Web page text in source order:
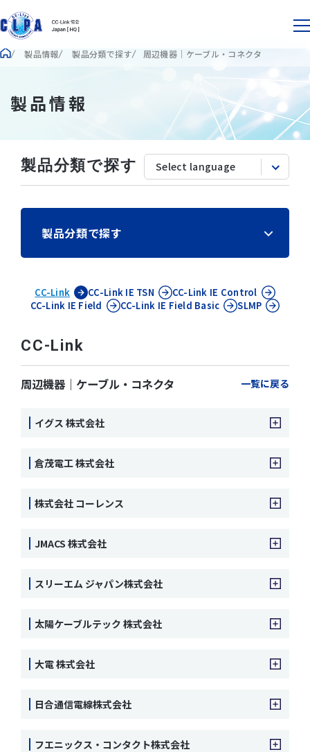
製品情報 製品分類で探す 周辺機器｜ケーブル・コネクタ
製品情報
製品分類で探す
製品分類で探す
CC-Link CC-Link IE TSN CC-Link IE Control
CC-Link IE Field CC-Link IE Field Basic SLMP
CC-Link
周辺機器｜ケーブル・コネクタ 一覧に戻る
イグス 株式会社
倉茂電工 株式会社
株式会社 コーレンス
JMACS 株式会社
スリーエム ジャパン株式会社
太陽ケーブルテック 株式会社
大電 株式会社
日合通信電線株式会社
フエニックス・コンタクト株式会社